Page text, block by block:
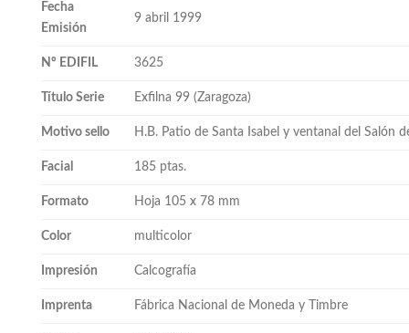
Fecha
Emisión
9 abril 1999
Nº EDIFIL 3625
Título Serie Exfilna 99 (Zaragoza)
Motivo sello H.B. Patio de Santa Isabel y ventanal del Salón
Facial 185 ptas.
Formato Hoja 105 x 78 mm
Color multicolor
Impresión Calcografía
Imprenta Fábrica Nacional de Moneda y Timbre